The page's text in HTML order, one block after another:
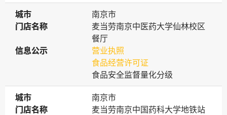
城市
城市
南京市
门店名称
门店名称
麦当劳南京中医药大学仙林校区
餐厅
信息公示
信息公示
营业执照
食品经营许可证
食品安全监督量化分级
城市
城市
南京市
门店名称
门店名称
麦当劳南京中国药科大学地铁站